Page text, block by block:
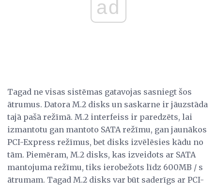
ad
Tagad ne visas sistēmas gatavojas sasniegt šos
ātrumus. Datora M.2 disks un saskarne ir jāuzstāda
tajā pašā režīmā. M.2 interfeiss ir paredzēts, lai
izmantotu gan mantoto SATA režīmu, gan jaunākos
PCI-Express režīmus, bet disks izvēlēsies kādu no
tām. Piemēram, M.2 disks, kas izveidots ar SATA
mantojuma režīmu, tiks ierobežots līdz 600MB / s
ātrumam. Tagad M.2 disks var būt saderīgs ar PCI-